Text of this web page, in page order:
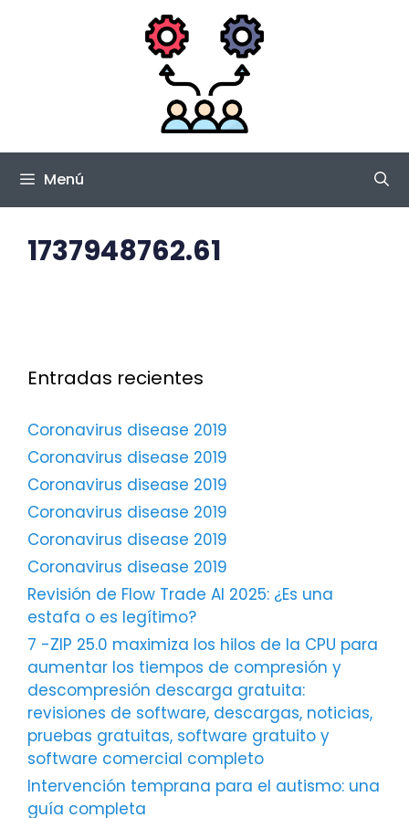
Menú
1737948762.61
Entradas recientes
Coronavirus disease 2019
Coronavirus disease 2019
Coronavirus disease 2019
Coronavirus disease 2019
Coronavirus disease 2019
Coronavirus disease 2019
Revisión de Flow Trade AI 2025: ¿Es una
estafa o es legítimo?
7 -ZIP 25.0 maximiza los hilos de la CPU para
aumentar los tiempos de compresión y
descompresión descarga gratuita:
revisiones de software, descargas, noticias,
pruebas gratuitas, software gratuito y
software comercial completo
Intervención temprana para el autismo: una
guía completa